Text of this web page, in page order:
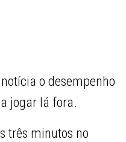
o desempenho
jogar lá fora.
três minutos no